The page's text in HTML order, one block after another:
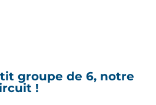
groupe de 6, notre
!